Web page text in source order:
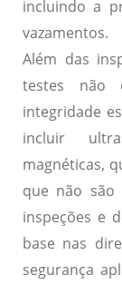
incluindo a
vazamentos.
Além das
testes não
integridade
incluir
magnéticas,
que não são
inspeções e
base nas
segurança